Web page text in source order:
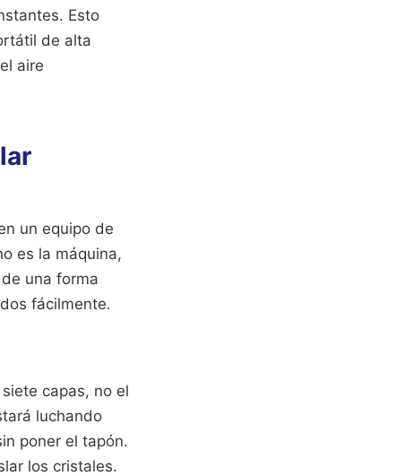
Esto
de alta
aire
un equipo de
es la máquina,
una forma
fácilmente.
capas, no el
luchando
poner el tapón.
los cristales.